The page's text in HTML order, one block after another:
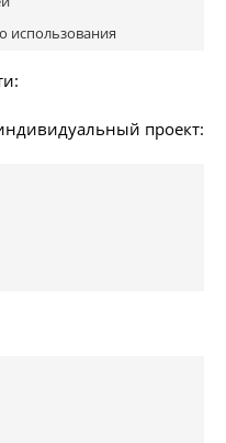
использования
проект: